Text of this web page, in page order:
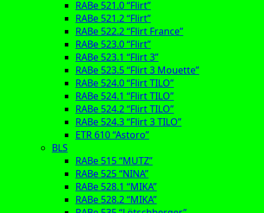
RABe 521.0 “Flirt”
RABe 521.2 “Flirt”
RABe 522.2 “Flirt France”
RABe 523.0 “Flirt”
RABe 523.1 “Flirt 3”
RABe 523.5 “Flirt 3 Mouette”
RABe 524.0 “Flirt TILO”
RABe 524.1 “Flirt TILO”
RABe 524.2 “Flirt TILO”
RABe 524.3 “Flirt 3 TILO”
ETR 610 “Astoro”
BLS
RABe 515 “MUTZ”
RABe 525 “NINA”
RABe 528.1 “MIKA”
RABe 528.2 “MIKA”